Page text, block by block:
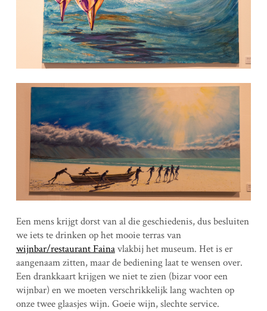
Een mens krijgt dorst van al die geschiedenis, dus besluiten
we iets te drinken op het mooie terras van
wijnbar/restaurant Fainavlakbij het museum. Het is er
aangenaam zitten, maar de bediening laat te wensen over.
Een drankkaart krijgen we niet te zien (bizar voor een
wijnbar) en we moeten verschrikkelijk lang wachten op
onze twee glaasjes wijn. Goeie wijn, slechte service.